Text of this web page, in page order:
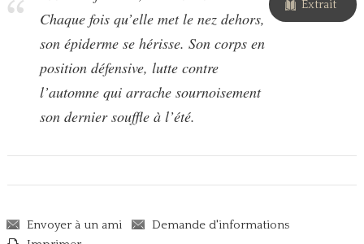
Chaque fois qu’elle met le nez dehors,
son épiderme se hérisse. Son corps en
position défensive, lutte contre
l’automne qui arrache sournoisement
son dernier souffle à l’été.
Extrait
Envoyer à un ami
Demande d'informations